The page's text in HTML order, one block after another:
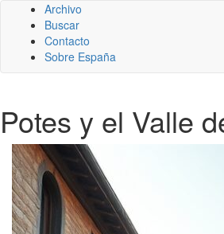
Archivo
Buscar
Contacto
Sobre España
Potes y el Valle